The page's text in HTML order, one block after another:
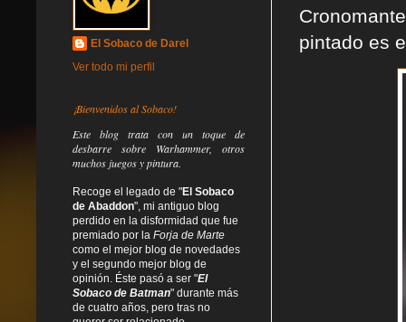
pintado es
El Sobaco de Darel
Ver todo mi perfil
¡Bienvenidos al Sobaco!
Este blog trata con un toque de
desbarre sobre Warhammer, otros
muchos juegos y pintura.
Recoge el legado de "El Sobaco
de Abaddon", mi antiguo blog
perdido en la disformidad que fue
premiado por la Forja de Marte
como el mejor blog de novedades
y el segundo mejor blog de
opinión. Éste pasó a ser "El
Sobaco de Batman" durante más
de cuatro años, pero tras no